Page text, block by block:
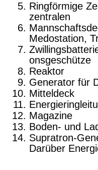
Ringförmige
zentralen
Medostation,
onsgeschütze
Reaktor
Generator für
Mitteldeck
Magazine
Boden- und
Supratron-
Darüber